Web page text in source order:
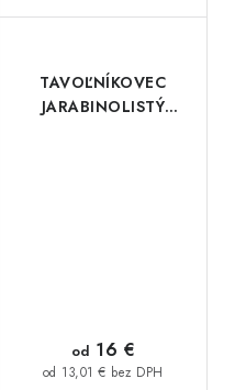
TAVOĽNÍKOVEC
JARABINOLISTÝ
od 13,01 € bez DPH
od 16 €